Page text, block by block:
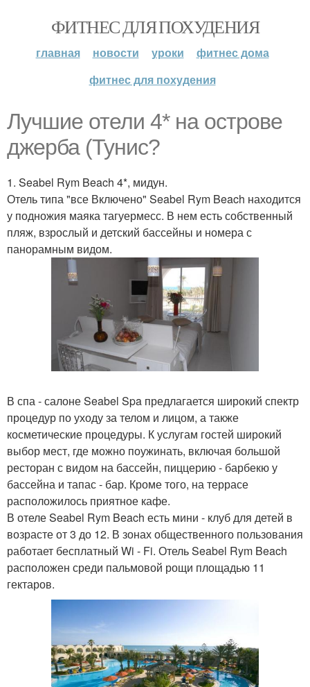
ФИТНЕС ДЛЯ ПОХУДЕНИЯ
главная новости уроки
фитнес дома
фитнес для похудения
Лучшие отели 4* на острове
джерба (Тунис?
1. Seabel Rym Beach 4*, мидун.
Отель типа "все Включено" Seabel Rym Beach находится
у подножия маяка тагуермесс. В нем есть собственный
пляж, взрослый и детский бассейны и номера с
панорамным видом.
В спа - салоне Seabel Spa предлагается широкий спектр
процедур по уходу за телом и лицом, а также
косметические процедуры. К услугам гостей широкий
выбор мест, где можно поужинать, включая большой
ресторан с видом на бассейн, пиццерию - барбекю у
бассейна и тапас - бар. Кроме того, на террасе
расположилось приятное кафе.
В отеле Seabel Rym Beach есть мини - клуб для детей в
возрасте от 3 до 12. В зонах общественного пользования
работает бесплатный Wi - Fi. Отель Seabel Rym Beach
расположен среди пальмовой рощи площадью 11
гектаров.